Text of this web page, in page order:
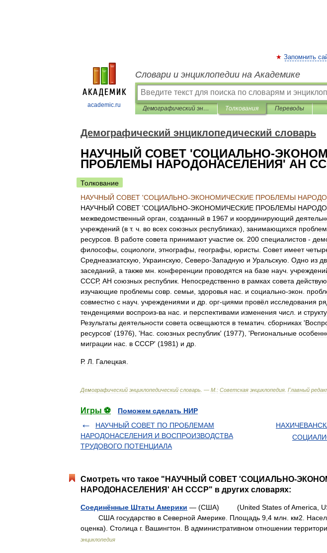
academic.ru
Запомнить
Словари и энциклопедии на Академике
Демографический энциклопедический словарь Толкования Переводы
Демографический энциклопедический словарь
НАУЧНЫЙ СОВЕТ 'СОЦИАЛЬНО-
ПРОБЛЕМЫ НАРОДОНАСЕЛЕНИЯ' АН
Толкование
НАУЧНЫЙ СОВЕТ 'СОЦИАЛЬНО-ЭКОНОМИЧЕСКИЕ ПРОБЛЕМЫ
НАУЧНЫЙ СОВЕТ 'СОЦИАЛЬНО-ЭКОНОМИЧЕСКИЕ ПРОБЛЕМЫ
межведомственный орган созданный в 1967 и координирующий
учреждений (в т. ч во всех союзных республиках), занимающихся
ресурсов В работе совета принимают участие ок 200 специалистов -
философы социологи этнографы географы юристы Совет имеет
Среднеазиатскую Украинскую Северо-Западную и Уральскую Одно из
заседаний а также мн конференции проводятся на базе науч
СССР, АН союзных республик Непосредственно в рамках совета
изучающие проблемы совр семьи здоровья нас и социально-экон
совместно с науч учреждениями и др орг-циями провёл исследования
тенденциями воспроиз-ва нас и перспективами изменения числ и
Результаты деятельности совета освещаются в тематич сборниках '
ресурсов' (1976), 'Нас союзных республик' (1977), 'Региональные
миграции нас в СССР' (1981) и др
Р. Л Галецкая
Демографический энциклопедический словарь . — М : Советская энциклопедия Главный
Игры ⚽
Поможем сделать НИР
НАУЧНЫЙ СОВЕТ ПО ПРОБЛЕМАМ
НАРОДОНАСЕЛЕНИЯ И ВОСПРОИЗВOДСТВА
ТРУДОВОГО ПОТЕНЦИАЛА
Смотреть что такое "НАУЧНЫЙ СОВЕТ 'СОЦИАЛЬНО-
НАРОДОНАСЕЛЕНИЯ' АН СССР" в других словарях:
Соединённые Штаты Америки — (США) (United States of America,
США государство в Северной Америке. Площадь 9,4 млн. км2.
оценка). Столица г. Вашингтон. В административном отношении
энциклопедия